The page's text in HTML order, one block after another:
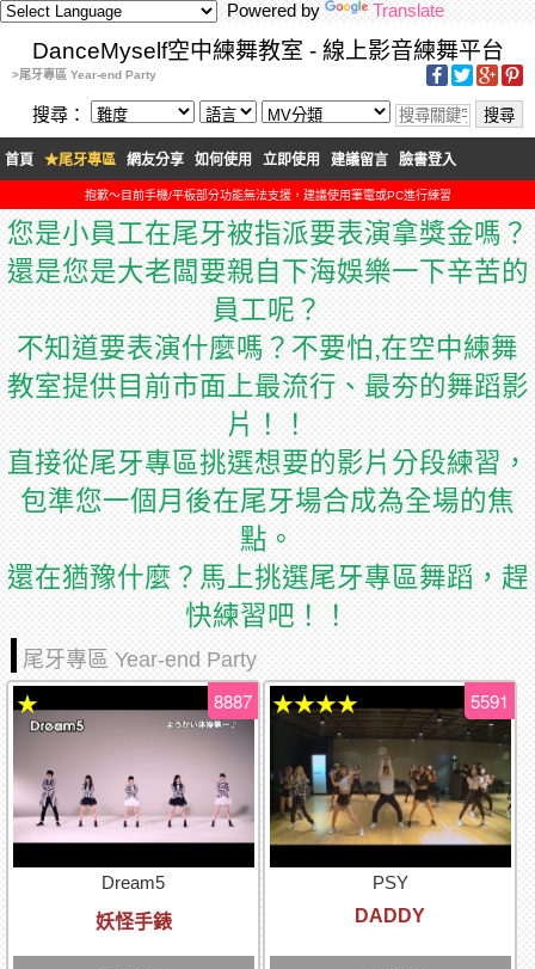
Powered by Translate
DanceMyself空中練舞教室 - 線上影音練舞平台
>尾牙專區 Year-end Party
搜尋：
首頁 ★尾牙專區 網友分享 如何使用 立即使用 建議留言 臉書登入
抱歉～目前手機/平板部分功能無法支援，建議使用筆電或PC進行練習
您是小員工在尾牙被指派要表演拿獎金嗎？
還是您是大老闆要親自下海娛樂一下辛苦的
員工呢？
不知道要表演什麼嗎？不要怕,在空中練舞
教室提供目前市面上最流行、最夯的舞蹈影
片！！
直接從尾牙專區挑選想要的影片分段練習，
包準您一個月後在尾牙場合成為全場的焦
點。
還在猶豫什麼？馬上挑選尾牙專區舞蹈，趕
快練習吧！！
尾牙專區 Year-end Party
Dream5
妖怪手錶
8887
★
PSY
DADDY
5591
★★★★